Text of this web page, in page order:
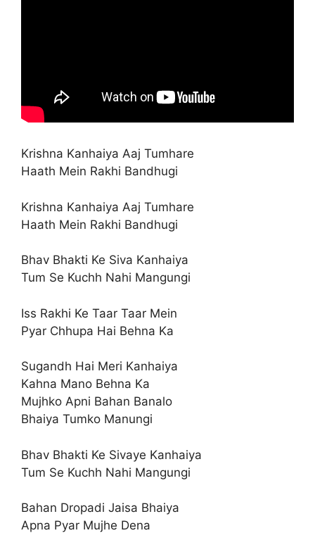
Krishna Kanhaiya Aaj Tumhare
Haath Mein Rakhi Bandhugi
Krishna Kanhaiya Aaj Tumhare
Haath Mein Rakhi Bandhugi
Bhav Bhakti Ke Siva Kanhaiya
Tum Se Kuchh Nahi Mangungi
Iss Rakhi Ke Taar Taar Mein
Pyar Chhupa Hai Behna Ka
Sugandh Hai Meri Kanhaiya
Kahna Mano Behna Ka
Mujhko Apni Bahan Banalo
Bhaiya Tumko Manungi
Bhav Bhakti Ke Sivaye Kanhaiya
Tum Se Kuchh Nahi Mangungi
Bahan Dropadi Jaisa Bhaiya
Apna Pyar Mujhe Dena